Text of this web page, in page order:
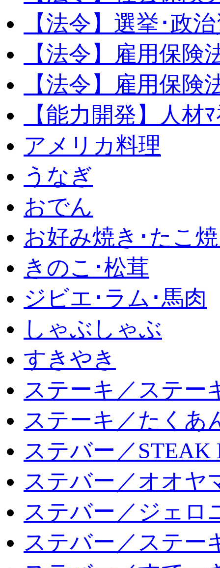
【法令】選挙･政
【法令】雇用保険
【法令】雇用保険
【能力開発】人材
アメリカ料理
うなぎ
おでん
お好み焼き･たこ
きのこ･松茸
ジビエ･ラム･馬肉
しゃぶしゃぶ
すきやき
ステーキ／ステー
ステーキ／たくあ
ステバー／STEAK
ステバー／オオヤ
ステバー／ジェロ
ステバー／ステー